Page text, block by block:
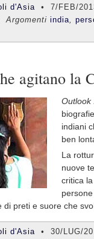
d'Asia • 7/FEB/
Argomenti india,
agitano la
Outlook
indiani
ben
La
nuove
critica
di preti e suore che
d'Asia • 30/LUG/